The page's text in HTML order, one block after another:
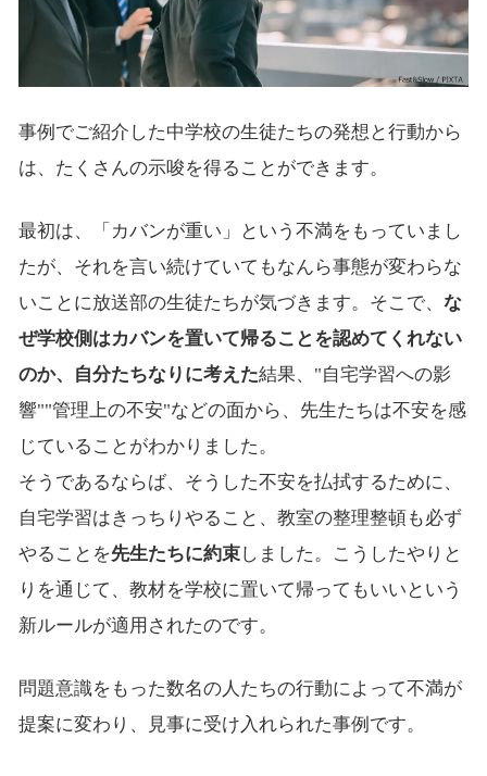
事例でご紹介した中学校の生徒たちの発想と行動から
は、たくさんの示唆を得ることができます。
最初は、「カバンが重い」という不満をもっていまし
たが、それを言い続けていてもなんら事態が変わらな
いことに放送部の生徒たちが気づきます。そこで、 な
ぜ学校側はカバンを置いて帰ることを認めてくれない
のか、自分たちなりに考えた結果、"自宅学習への影
響""管理上の不安"などの面から、先生たちは不安を感
じていることがわかりました。
そうであるならば、そうした不安を払拭するために、
自宅学習はきっちりやること、教室の整理整頓も必ず
やることを先生たちに約束しました。こうしたやりと
りを通じて、教材を学校に置いて帰ってもいいという
新ルールが適用されたのです。
問題意識をもった数名の人たちの行動によって不満が
提案に変わり、見事に受け入れられた事例です。